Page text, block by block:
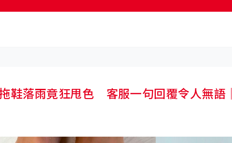
鞋落雨竟狂甩色 客服一句回覆令人無語｜